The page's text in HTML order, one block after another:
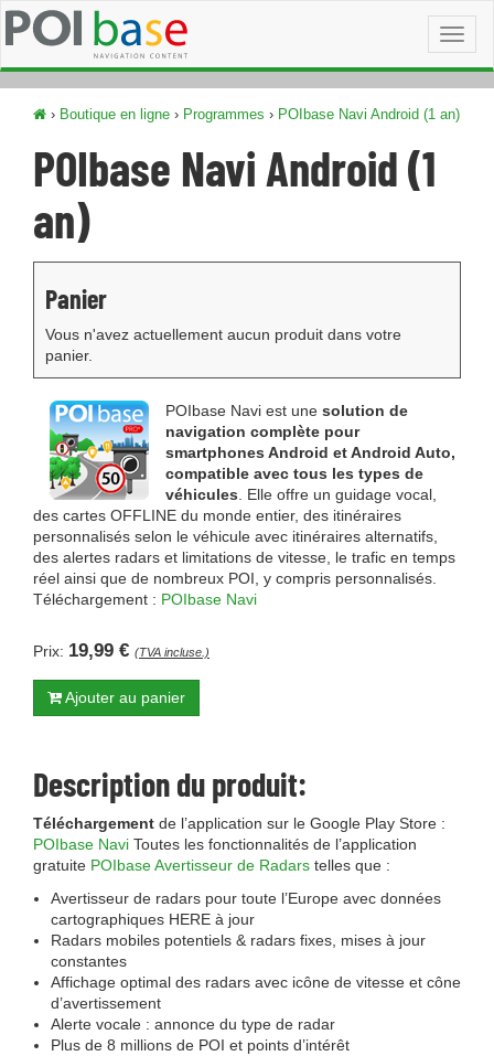
› Boutique en ligne › Programmes › POIbase Navi Android (1 an)
POIbase Navi Android (1
an)
Panier
Vous n'avez actuellement aucun produit dans votre
panier.
POIbase Navi est une solution de
navigation complète pour
smartphones Android et Android Auto,
compatible avec tous les types de
véhicules . Elle offre un guidage vocal,
des cartes OFFLINE du monde entier, des itinéraires
personnalisés selon le véhicule avec itinéraires alternatifs,
des alertes radars et limitations de vitesse, le trafic en temps
réel ainsi que de nombreux POI, y compris personnalisés.
Téléchargement : POIbase Navi
Prix: 19,99 € (TVA incluse.)
Ajouter au panier
Description du produit:
Téléchargement de l’application sur le Google Play Store :
POIbase Navi Toutes les fonctionnalités de l’application
gratuite POIbase Avertisseur de Radars telles que :
Avertisseur de radars pour toute l’Europe avec données
cartographiques HERE à jour
Radars mobiles potentiels & radars fixes, mises à jour
constantes
Affichage optimal des radars avec icône de vitesse et cône
d’avertissement
Alerte vocale : annonce du type de radar
Plus de 8 millions de POI et points d’intérêt